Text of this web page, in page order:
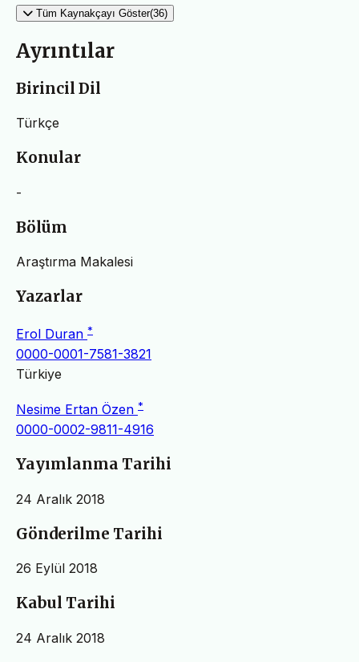
Tüm Kaynakçayı Göster(36)
Ayrıntılar
Birincil Dil
Türkçe
Konular
-
Bölüm
Araştırma Makalesi
Yazarlar
Erol Duran *
0000-0001-7581-3821
Türkiye
Nesime Ertan Özen *
0000-0002-9811-4916
Yayımlanma Tarihi
24 Aralık 2018
Gönderilme Tarihi
26 Eylül 2018
Kabul Tarihi
24 Aralık 2018